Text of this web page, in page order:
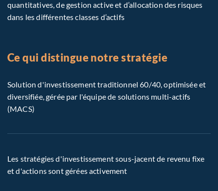
quantitatives, de gestion active et d’allocation des risques
dans les différentes classes d’actifs
Ce qui distingue notre stratégie
Solution d'investissement traditionnel 60/40, optimisée et
diversifiée, gérée par l'équipe de solutions multi-actifs
(MACS)
Les stratégies d'investissement sous-jacent de revenu fixe
et d'actions sont gérées activement